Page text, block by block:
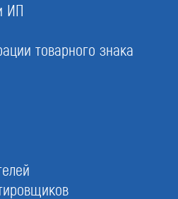
ИП
товарного знака